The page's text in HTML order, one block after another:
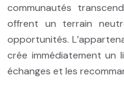
communautés
offrent un terrain
opportunités.
crée immédiatement un
échanges et les